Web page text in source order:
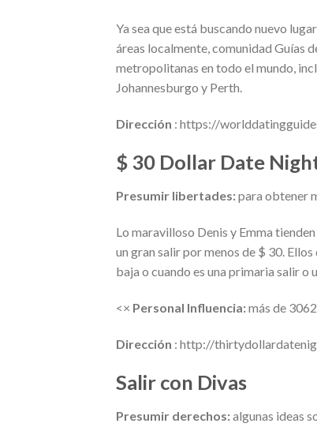
Ya sea que está buscando nuevo
áreas localmente, comunidad Guías
metropolitanas en todo el mundo,
Johannesburgo y Perth.
Dirección : https://
$ 30 Dollar Date
Presumir libertades:para obtener
Lo maravilloso Denis y Emma
un gran salir por menos de $ 30.
baja o cuando es una primaria salir o
<× Personal Influencia:más de
Dirección : http://
Salir con Divas
Presumir derechos:algunas ideas